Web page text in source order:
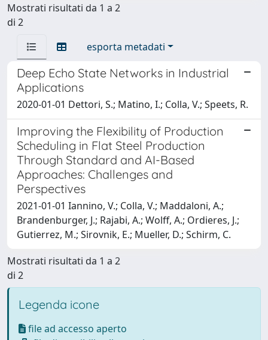
Mostrati risultati da 1 a 2
di 2
esporta metadati
Deep Echo State Networks in Industrial
Applications
2020-01-01 Dettori, S.; Matino, I.; Colla, V.; Speets, R.
Improving the Flexibility of Production
Scheduling in Flat Steel Production
Through Standard and AI-Based
Approaches: Challenges and
Perspectives
2021-01-01 Iannino, V.; Colla, V.; Maddaloni, A.;
Brandenburger, J.; Rajabi, A.; Wolff, A.; Ordieres, J.;
Gutierrez, M.; Sirovnik, E.; Mueller, D.; Schirm, C.
Mostrati risultati da 1 a 2
di 2
Legenda icone
file ad accesso aperto